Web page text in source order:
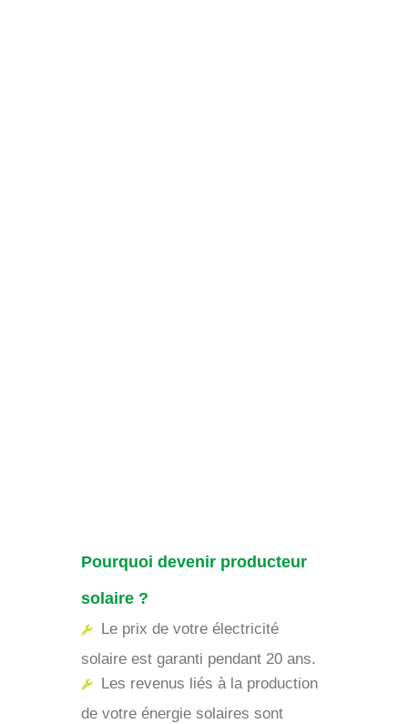
Pourquoi devenir producteur
solaire ?
Le prix de votre électricité
solaire est garanti pendant 20 ans.
Les revenus liés à la production
de votre énergie solaires sont